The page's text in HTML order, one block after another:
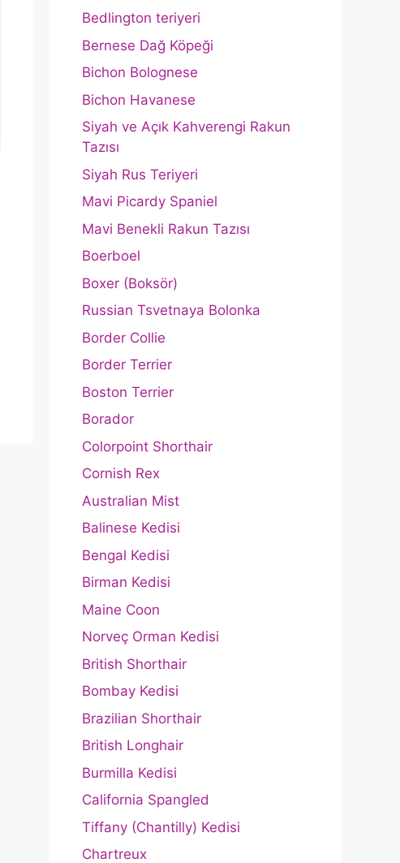
Bedlington teriyeri
Bernese Dağ Köpeği
Bichon Bolognese
Bichon Havanese
Siyah ve Açık Kahverengi Rakun
Tazısı
Siyah Rus Teriyeri
Mavi Picardy Spaniel
Mavi Benekli Rakun Tazısı
Boerboel
Boxer (Boksör)
Russian Tsvetnaya Bolonka
Border Collie
Border Terrier
Boston Terrier
Borador
Colorpoint Shorthair
Cornish Rex
Australian Mist
Balinese Kedisi
Bengal Kedisi
Birman Kedisi
Maine Coon
Norveç Orman Kedisi
British Shorthair
Bombay Kedisi
Brazilian Shorthair
British Longhair
Burmilla Kedisi
California Spangled
Tiffany (Chantilly) Kedisi
Chartreux